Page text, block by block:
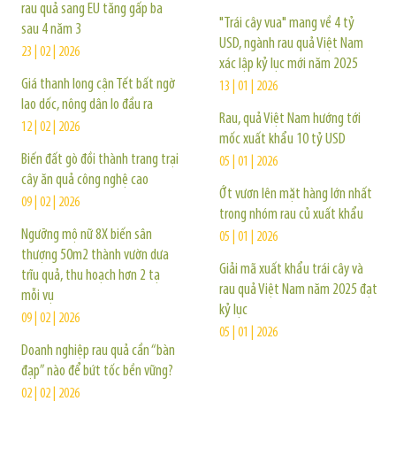
rau quả sang EU tăng gấp ba
sau 4 năm 3
23 | 02 | 2026
Giá thanh long cận Tết bất ngờ
lao dốc, nông dân lo đầu ra
12 | 02 | 2026
Biến đất gò đồi thành trang trại
cây ăn quả công nghệ cao
09 | 02 | 2026
Ngưỡng mộ nữ 8X biến sân
thượng 50m2 thành vườn dưa
trĩu quả, thu hoạch hơn 2 tạ
mỗi vụ
09 | 02 | 2026
Doanh nghiệp rau quả cần “bàn
đạp” nào để bứt tốc bền vững?
02 | 02 | 2026
"Trái cây vua" mang về 4 tỷ
USD, ngành rau quả Việt Nam
xác lập kỷ lục mới năm 2025
13 | 01 | 2026
Rau, quả Việt Nam hướng tới
mốc xuất khẩu 10 tỷ USD
05 | 01 | 2026
Ớt vươn lên mặt hàng lớn nhất
trong nhóm rau củ xuất khẩu
05 | 01 | 2026
Giải mã xuất khẩu trái cây và
rau quả Việt Nam năm 2025 đạt
kỷ lục
05 | 01 | 2026